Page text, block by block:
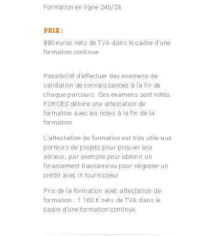
Formation en ligne 24h/24.
PRIX :
880 euros nets de TVA dans le cadre d’une
formation continue.
Possibilité d’effectuer des examens de
validation de connaissances à la fin de
chaque parcours. Ces examens sont notés.
FORCES délivre une attestation de
formation avec les notes à la fin de la
formation.
L’attestation de formation est très utile aux
porteurs de projets pour prouver leur
sérieux, par exemple pour obtenir un
financement bancaire ou pour négocier un
crédit avec in fournisseur.
Prix de la formation avec attestation de
formation : 1 160 € nets de TVA dans le
cadre d’une formation continue.